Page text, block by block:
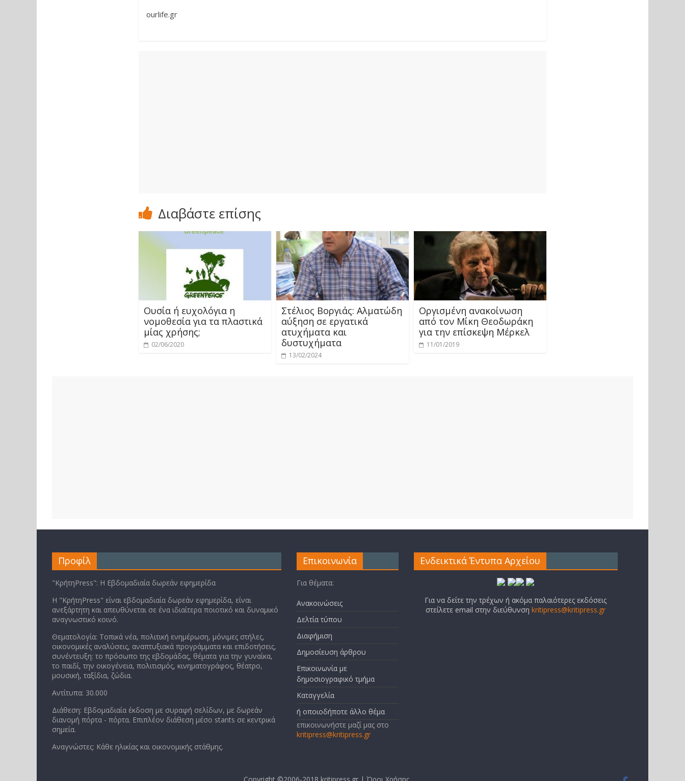
ourlife.gr
Διαβάστε επίσης
Ουσία ή ευχολόγια η
νομοθεσία για τα πλαστικά
μίας χρήσης;
02/06/2020
Στέλιος Βοργιάς: Aλματώδη
αύξηση σε εργατικά
ατυχήματα και
δυστυχήματα
13/02/2024
Οργισμένη ανακοίνωση
από τον Μίκη Θεοδωράκη
για την επίσκεψη Μέρκελ
11/01/2019
Προφίλ
"ΚρήτηPress": Η Εβδομαδιαία δωρεάν εφημερίδα
Η "ΚρήτηPress" είναι εβδομαδιαία δωρεάν εφημερίδα, είναι
ανεξάρτητη και απευθύνεται σε ένα ιδιαίτερα ποιοτικό και δυναμικό
αναγνωστικό κοινό.
Θεματολογία: Τοπικά νέα, πολιτική ενημέρωση, μόνιμες στήλες,
οικονομικές αναλύσεις, αναπτυξιακά προγράμματα και επιδοτήσεις,
συνέντευξη: το πρόσωπο της εβδομάδας, θέματα για την γυναίκα,
το παιδί, την οικογένεια, πολιτισμός, κινηματογράφος, θέατρο,
μουσική, ταξίδια, ζώδια.
Αντίτυπα: 30.000
Διάθεση: Εβδομαδιαία έκδοση με συραφή σελίδων, με δωρεάν
διανομή πόρτα - πόρτα. Επιπλέον διάθεση μέσο stants σε κεντρικά
σημεία.
Αναγνώστες: Κάθε ηλικίας και οικονομικής στάθμης.
Επικοινωνία
Για θέματα:
Ανακοινώσεις
Δελτία τύπου
Διαφήμιση
Δημοσίευση άρθρου
Επικοινωνία με
δημοσιογραφικό τμήμα
Καταγγελία
ή οποιοδήποτε άλλο θέμα
επικοινωνήστε μαζί μας στο
kritipress@kritipress.gr
Ενδεικτικά Έντυπα Αρχείου
Για να δείτε την τρέχων ή ακόμα παλαιότερες εκδόσεις
στείλετε email στην διεύθυνσηkritipress@kritipress.gr